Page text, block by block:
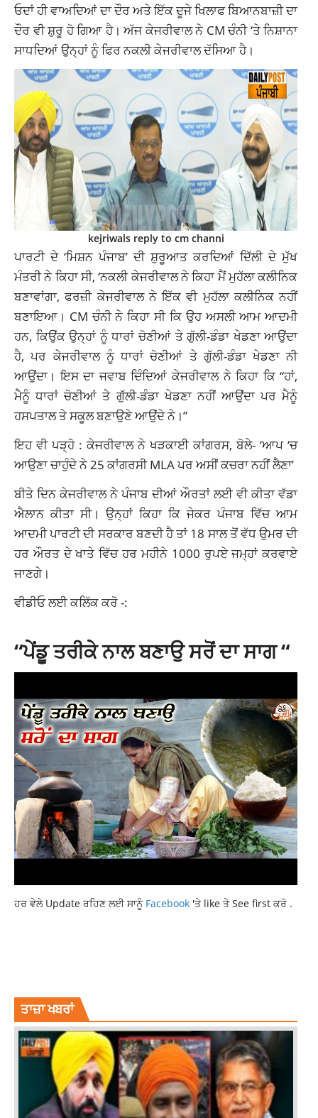
ਓਦਾਂ ਹੀ ਵਾਅਦਿਆਂ ਦਾ ਦੌਰ ਅਤੇ ਇੱਕ ਦੂਜੇ ਖਿਲਾਫ ਬਿਆਨਬਾਜ਼ੀ ਦਾ
ਦੌਰ ਵੀ ਸ਼ੁਰੂ ਹੋ ਗਿਆ ਹੈ। ਅੱਜ ਕੇਜਰੀਵਾਲ ਨੇ CM ਚੰਨੀ ‘ਤੇ ਨਿਸ਼ਾਨਾ
ਸਾਧਦਿਆਂ ਉਨ੍ਹਾਂ ਨੂੰ ਫਿਰ ਨਕਲੀ ਕੇਜਰੀਵਾਲ ਦੱਸਿਆ ਹੈ।
kejriwals reply to cm channi
ਪਾਰਟੀ ਦੇ ‘ਮਿਸ਼ਨ ਪੰਜਾਬ’ ਦੀ ਸ਼ੁਰੂਆਤ ਕਰਦਿਆਂ ਦਿੱਲੀ ਦੇ ਮੁੱਖ
ਮੰਤਰੀ ਨੇ ਕਿਹਾ ਸੀ, ‘ਨਕਲੀ ਕੇਜਰੀਵਾਲ ਨੇ ਕਿਹਾ ਮੈਂ ਮੁਹੱਲਾ ਕਲੀਨਿਕ
ਬਣਾਵਾਂਗਾ, ਫਰਜ਼ੀ ਕੇਜਰੀਵਾਲ ਨੇ ਇੱਕ ਵੀ ਮੁਹੱਲਾ ਕਲੀਨਿਕ ਨਹੀਂ
ਬਣਾਇਆ। CM ਚੰਨੀ ਨੇ ਕਿਹਾ ਸੀ ਕਿ ਉਹ ਅਸਲੀ ਆਮ ਆਦਮੀ
ਹਨ, ਕਿਉਂਕ ਉਨ੍ਹਾਂ ਨੂੰ ਧਾਰਾਂ ਚੋਣੀਆਂ ਤੇ ਗੁੱਲੀ-ਡੰਡਾ ਖੇਡਣਾ ਆਉਂਦਾ
ਹੈ, ਪਰ ਕੇਜਰੀਵਾਲ ਨੂੰ ਧਾਰਾਂ ਚੋਣੀਆਂ ਤੇ ਗੁੱਲੀ-ਡੰਡਾ ਖੇਡਣਾ ਨੀ
ਆਉਂਦਾ। ਇਸ ਦਾ ਜਵਾਬ ਦਿੰਦਿਆਂ ਕੇਜਰੀਵਾਲ ਨੇ ਕਿਹਾ ਕਿ “ਹਾਂ,
ਮੈਨੂੰ ਧਾਰਾਂ ਚੋਣੀਆਂ ਤੇ ਗੁੱਲੀ-ਡੰਡਾ ਖੇਡਣਾ ਨਹੀਂ ਆਉਂਦਾ ਪਰ ਮੈਨੂੰ
ਹਸਪਤਾਲ ਤੇ ਸਕੂਲ ਬਣਾਉਣੇ ਆਉਂਦੇ ਨੇ।”
ਇਹ ਵੀ ਪੜ੍ਹੋ : ਕੇਜਰੀਵਾਲ ਨੇ ਖੜਕਾਈ ਕਾਂਗਰਸ, ਬੋਲੇ- ‘ਆਪ ‘ਚ
ਆਉਣਾ ਚਾਹੁੰਦੇ ਨੇ 25 ਕਾਂਗਰਸੀ MLA ਪਰ ਅਸੀਂ ਕਚਰਾ ਨਹੀਂ ਲੈਣਾ’
ਬੀਤੇ ਦਿਨ ਕੇਜਰੀਵਾਲ ਨੇ ਪੰਜਾਬ ਦੀਆਂ ਔਰਤਾਂ ਲਈ ਵੀ ਕੀਤਾ ਵੱਡਾ
ਐਲਾਨ ਕੀਤਾ ਸੀ। ਉਨ੍ਹਾਂ ਕਿਹਾ ਕਿ ਜੇਕਰ ਪੰਜਾਬ ਵਿੱਚ ਆਮ
ਆਦਮੀ ਪਾਰਟੀ ਦੀ ਸਰਕਾਰ ਬਣਦੀ ਹੈ ਤਾਂ 18 ਸਾਲ ਤੋਂ ਵੱਧ ਉਮਰ ਦੀ
ਹਰ ਔਰਤ ਦੇ ਖਾਤੇ ਵਿੱਚ ਹਰ ਮਹੀਨੇ 1000 ਰੁਪਏ ਜਮ੍ਹਾਂ ਕਰਵਾਏ
ਜਾਣਗੇ।
ਵੀਡੀਓ ਲਈ ਕਲਿੱਕ ਕਰੋ -:
“ਪੇਂਡੂ ਤਰੀਕੇ ਨਾਲ ਬਣਾਉ ਸਰੋਂ ਦਾ ਸਾਗ “
ਹਰ ਵੇਲੇ Update ਰਹਿਣ ਲਈ ਸਾਨੂੰ Facebook 'ਤੇ like ਤੇ See first ਕਰੋ .
ਤਾਜ਼ਾ ਖਬਰਾਂ